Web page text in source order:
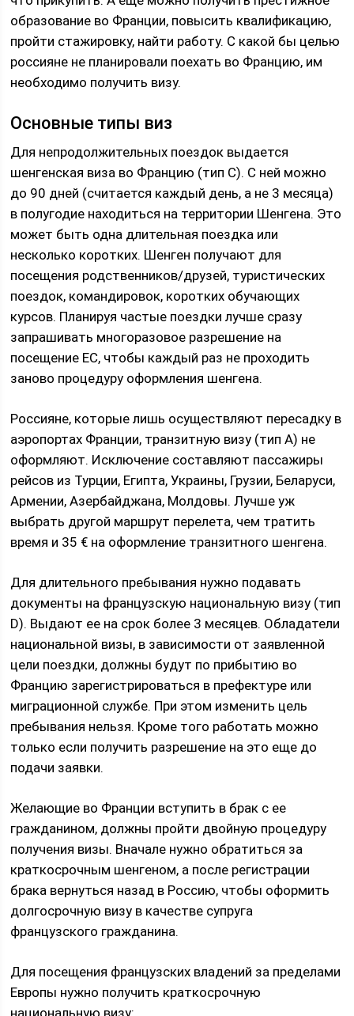
образование во Франции, повысить квалификацию,
пройти стажировку, найти работу. С какой бы целью
россияне не планировали поехать во Францию, им
необходимо получить визу.
Основные типы виз
Для непродолжительных поездок выдается
шенгенская виза во Францию (тип C). С ней можно
до 90 дней (считается каждый день, а не 3 месяца)
в полугодие находиться на территории Шенгена. Это
может быть одна длительная поездка или
несколько коротких. Шенген получают для
посещения родственников/друзей, туристических
поездок, командировок, коротких обучающих
курсов. Планируя частые поездки лучше сразу
запрашивать многоразовое разрешение на
посещение ЕС, чтобы каждый раз не проходить
заново процедуру оформления шенгена.
Россияне, которые лишь осуществляют пересадку в
аэропортах Франции, транзитную визу (тип A) не
оформляют. Исключение составляют пассажиры
рейсов из Турции, Египта, Украины, Грузии, Беларуси,
Армении, Азербайджана, Молдовы. Лучше уж
выбрать другой маршрут перелета, чем тратить
время и 35 € на оформление транзитного шенгена.
Для длительного пребывания нужно подавать
документы на французскую национальную визу (тип
D). Выдают ее на срок более 3 месяцев. Обладатели
национальной визы, в зависимости от заявленной
цели поездки, должны будут по прибытию во
Францию зарегистрироваться в префектуре или
миграционной службе. При этом изменить цель
пребывания нельзя. Кроме того работать можно
только если получить разрешение на это еще до
подачи заявки.
Желающие во Франции вступить в брак с ее
гражданином, должны пройти двойную процедуру
получения визы. Вначале нужно обратиться за
краткосрочным шенгеном, а после регистрации
брака вернуться назад в Россию, чтобы оформить
долгосрочную визу в качестве супруга
французского гражданина.
Для посещения французских владений за пределами
Европы нужно получить краткосрочную
национальную визу: